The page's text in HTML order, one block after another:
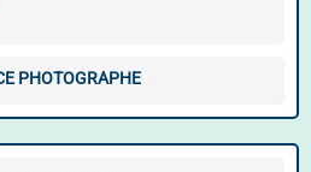
PHOTOGRAPHE